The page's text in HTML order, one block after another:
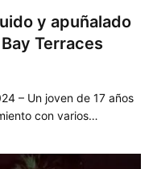
y apuñalado
Terraces
– Un joven de 17 años
con varios…